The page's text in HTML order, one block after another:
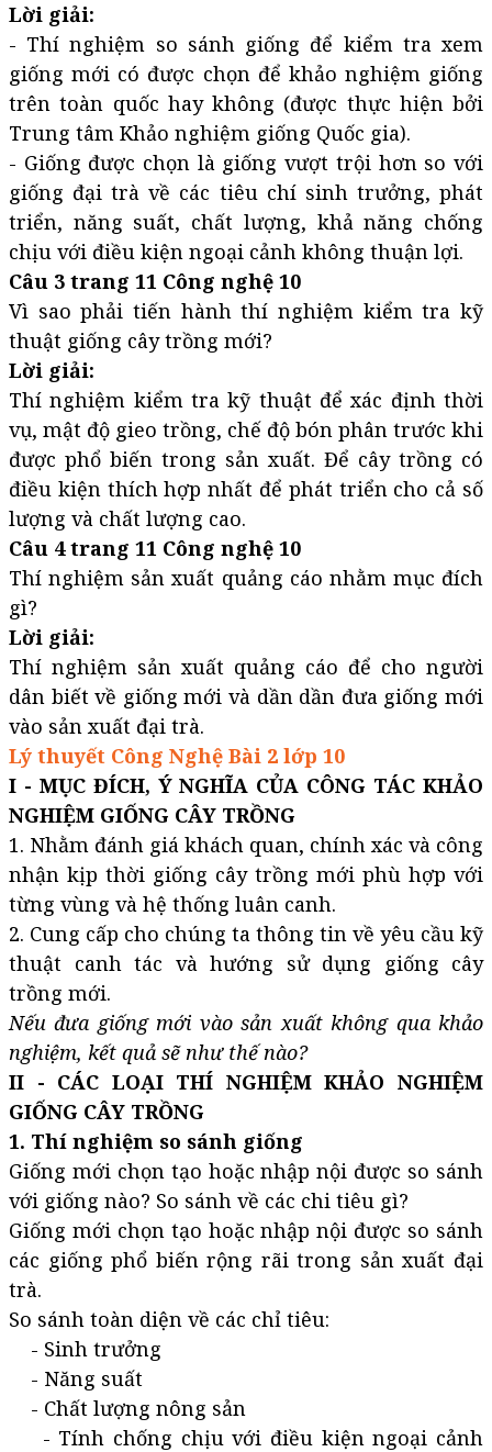
Lời giải:
- Thí nghiệm so sánh giống để kiểm tra xem
giống mới có được chọn để khảo nghiệm giống
trên toàn quốc hay không (được thực hiện bởi
Trung tâm Khảo nghiệm giống Quốc gia).
- Giống được chọn là giống vượt trội hơn so với
giống đại trà về các tiêu chí sinh trưởng, phát
triển, năng suất, chất lượng, khả năng chống
chịu với điều kiện ngoại cảnh không thuận lợi.
Câu 3 trang 11 Công nghệ 10
Vì sao phải tiến hành thí nghiệm kiểm tra kỹ
thuật giống cây trồng mới?
Lời giải:
Thí nghiệm kiểm tra kỹ thuật để xác định thời
vụ, mật độ gieo trồng, chế độ bón phân trước khi
được phổ biến trong sản xuất. Để cây trồng có
điều kiện thích hợp nhất để phát triển cho cả số
lượng và chất lượng cao.
Câu 4 trang 11 Công nghệ 10
Thí nghiệm sản xuất quảng cáo nhằm mục đích
gì?
Lời giải:
Thí nghiệm sản xuất quảng cáo để cho người
dân biết về giống mới và dần dần đưa giống mới
vào sản xuất đại trà.
Lý thuyết Công Nghệ Bài 2 lớp 10
I - MỤC ĐÍCH, Ý NGHĨA CỦA CÔNG TÁC KHẢO
NGHIỆM GIỐNG CÂY TRỒNG
1. Nhằm đánh giá khách quan, chính xác và công
nhận kịp thời giống cây trồng mới phù hợp với
từng vùng và hệ thống luân canh.
2. Cung cấp cho chúng ta thông tin về yêu cầu kỹ
thuật canh tác và hướng sử dụng giống cây
trồng mới.
Nếu đưa giống mới vào sản xuất không qua khảo
nghiệm, kết quả sẽ như thế nào?
II - CÁC LOẠI THÍ NGHIỆM KHẢO NGHIỆM
GIỐNG CÂY TRỒNG
1. Thí nghiệm so sánh giống
Giống mới chọn tạo hoặc nhập nội được so sánh
với giống nào? So sánh về các chi tiêu gì?
Giống mới chọn tạo hoặc nhập nội được so sánh
các giống phổ biến rộng rãi trong sản xuất đại
trà.
So sánh toàn diện về các chỉ tiêu:
- Sinh trưởng
- Năng suất
- Chất lượng nông sản
- Tính chống chịu với điều kiện ngoại cảnh